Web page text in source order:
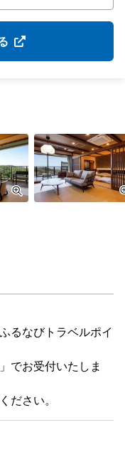
るなびトラベルポイ
でお受付いたしま
ださい。